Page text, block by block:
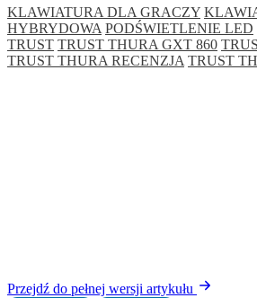
KLAWIATURA DLA GRACZY
HYBRYDOWA PODŚWIETLENIE LED
TRUST TRUST THURA GXT 860
TRUST THURA RECENZJA TRUST
Przejdź do pełnej wersji artykułu